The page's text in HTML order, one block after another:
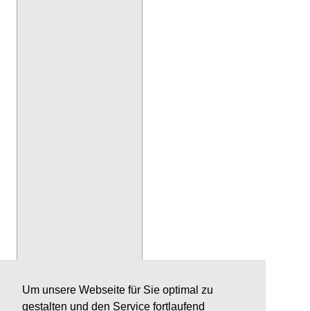
Um unsere Webseite für Sie optimal zu
gestalten und den Service fortlaufend